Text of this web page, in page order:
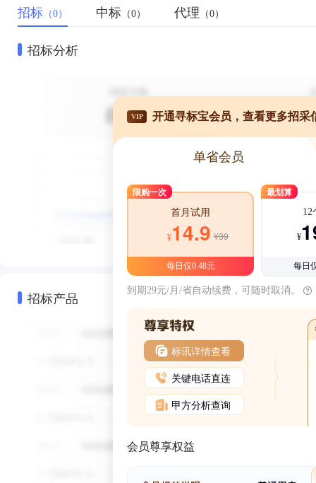
招标 （0） 中标 （0） 代理 （0）
招标分析
招标产品
VIP 开通寻标宝会员，查看更多招采
单省会员
限购一次
首月试用
¥14.9 ¥39
每日仅0.48元
最划算
12
¥
每日
到期29元/月/省自动续费，可随时取消。
标讯详情查看
关键电话直连
甲方分析查询
会员尊享权益